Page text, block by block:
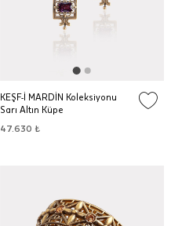
KEŞF-İ MARDİN Koleksiyonu
Sarı Altın Küpe
47.630 ₺